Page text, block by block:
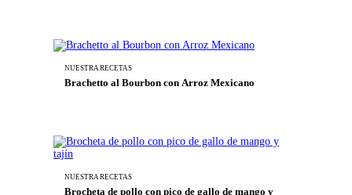
NUESTRA RECETAS
Brachetto al Bourbon con Arroz Mexicano
NUESTRA RECETAS
Brocheta de pollo con pico de gallo de mango y